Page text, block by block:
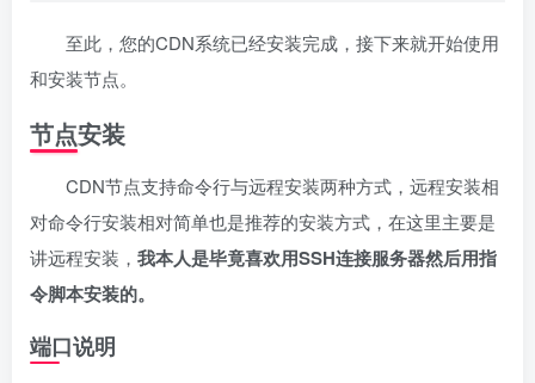
至此，您的CDN系统已经安装完成，接下来就开始使用
和安装节点。
节点安装
CDN节点支持命令行与远程安装两种方式，远程安装相
对命令行安装相对简单也是推荐的安装方式，在这里主要是
讲远程安装， 我本人是毕竟喜欢用SSH连接服务器然后用指
令脚本安装的。
端口说明